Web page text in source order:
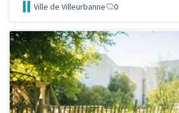
Ville de Villeurbanne 0